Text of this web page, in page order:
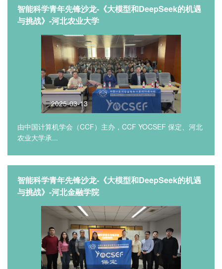
智能科学青年先锋沙龙-《大模型和DeepSeek的机遇
与挑战》-河北农业大学
2025-03-13
由中国计算机学会（CCF）主办，CCF YOCSEF 保定、河北
农业大学承...
智能科学青年先锋沙龙-《大模型和DeepSeek的机遇
与挑战》-河北金融学院